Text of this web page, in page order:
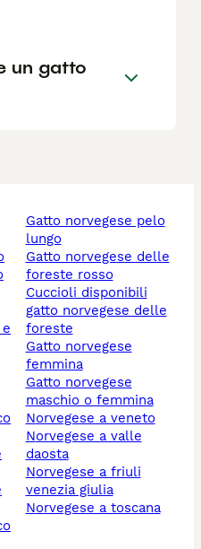
un gatto
gatto norvegese pelo
lungo
gatto norvegese delle
foreste rosso
cuccioli disponibili
gatto norvegese delle
foreste
gatto norvegese
femmina
gatto norvegese
maschio o femmina
norvegese a veneto
norvegese a valle
daosta
norvegese a friuli
venezia giulia
norvegese a toscana